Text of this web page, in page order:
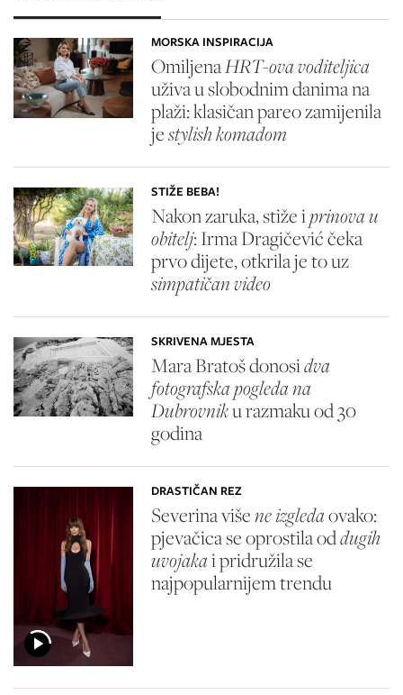
MORSKA INSPIRACIJA
OmiljenaHRT-ova voditeljica
uživa u slobodnim danima na
plaži: klasičan pareo zamijenila
jestylish komadom
STIŽE BEBA!
Nakon zaruka, stiže iprinova u
obitelj: Irma Dragičević čeka
prvo dijete, otkrila je to uz
simpatičan video
SKRIVENA MJESTA
Mara Bratoš donosidva
fotografska pogleda na
Dubrovniku razmaku od 30
godina
DRASTIČAN REZ
Severina višene izgledaovako:
pjevačica se oprostila oddugih
uvojakai pridružila se
najpopularnijem trendu